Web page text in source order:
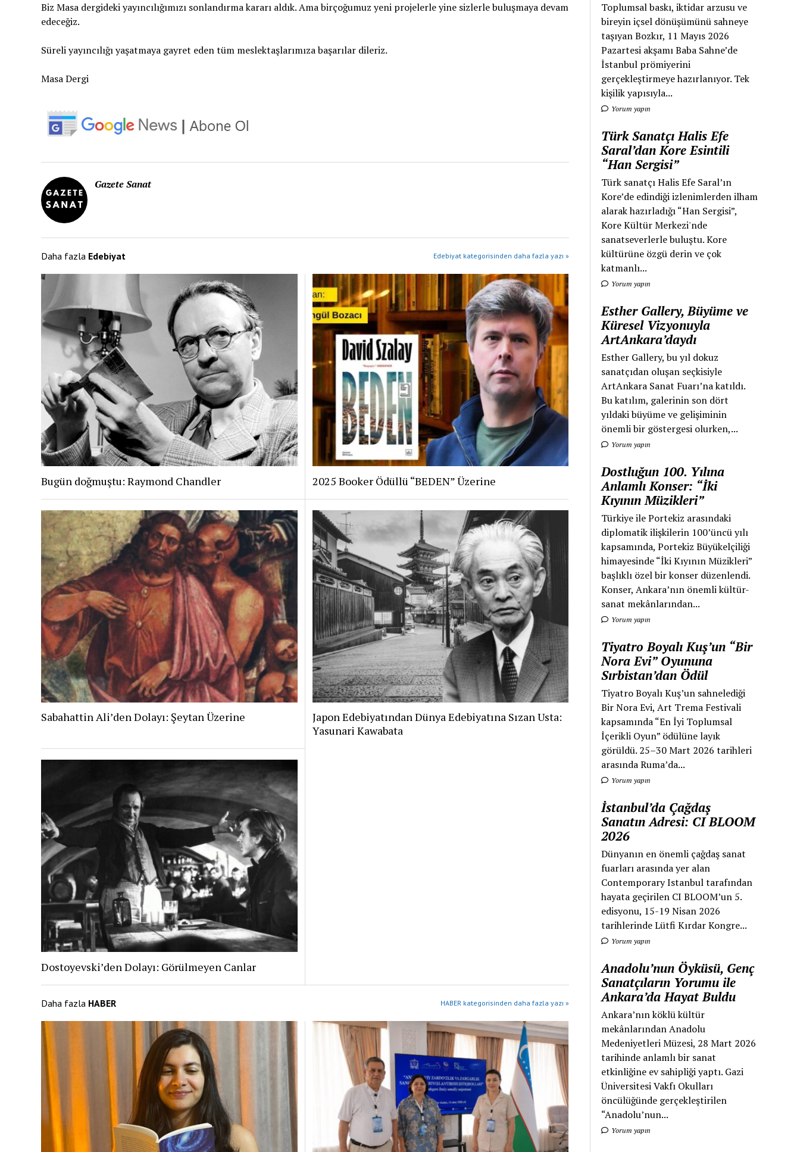
Biz Masa dergideki yayıncılığımızı sonlandırma kararı aldık. Ama birçoğumuz yeni projelerle yine sizlerle buluşmaya devam
edeceğiz.
Süreli yayıncılığı yaşatmaya gayret eden tüm meslektaşlarımıza başarılar dileriz.
Masa Dergi
Gazete Sanat
Daha fazla Edebiyat Edebiyat kategorisinden daha fazla yazı »
Bugün doğmuştu: Raymond Chandler 2025 Booker Ödüllü “BEDEN” Üzerine
Sabahattin Ali’den Dolayı: Şeytan Üzerine
Japon Edebiyatından Dünya Edebiyatına Sızan Usta:
Yasunari Kawabata
Dostoyevski’den Dolayı: Görülmeyen Canlar
Daha fazla HABER HABER kategorisinden daha fazla yazı »
Toplumsal baskı, iktidar arzusu ve
bireyin içsel dönüşümünü sahneye
taşıyan Bozkır, 11 Mayıs 2026
Pazartesi akşamı Baba Sahne’de
İstanbul prömiyerini
gerçekleştirmeye hazırlanıyor. Tek
kişilik yapısıyla...
Yorum yapın
Türk Sanatçı Halis Efe
Saral’dan Kore Esintili
“Han Sergisi”
Türk sanatçı Halis Efe Saral’ın
Kore’de edindiği izlenimlerden ilham
alarak hazırladığı “Han Sergisi”,
Kore Kültür Merkezi'nde
sanatseverlerle buluştu. Kore
kültürüne özgü derin ve çok
katmanlı...
Yorum yapın
Esther Gallery, Büyüme ve
Küresel Vizyonuyla
ArtAnkara’daydı
Esther Gallery, bu yıl dokuz
sanatçıdan oluşan seçkisiyle
ArtAnkara Sanat Fuarı’na katıldı.
Bu katılım, galerinin son dört
yıldaki büyüme ve gelişiminin
önemli bir göstergesi olurken,...
Yorum yapın
Dostluğun 100. Yılına
Anlamlı Konser: “İki
Kıyının Müzikleri”
Türkiye ile Portekiz arasındaki
diplomatik ilişkilerin 100’üncü yılı
kapsamında, Portekiz Büyükelçiliği
himayesinde “İki Kıyının Müzikleri”
başlıklı özel bir konser düzenlendi.
Konser, Ankara’nın önemli kültür-
sanat mekânlarından...
Yorum yapın
Tiyatro Boyalı Kuş’un “Bir
Nora Evi” Oyununa
Sırbistan’dan Ödül
Tiyatro Boyalı Kuş’un sahnelediği
Bir Nora Evi, Art Trema Festivali
kapsamında “En İyi Toplumsal
İçerikli Oyun” ödülüne layık
görüldü. 25–30 Mart 2026 tarihleri
arasında Ruma’da...
Yorum yapın
İstanbul’da Çağdaş
Sanatın Adresi: CI BLOOM
2026
Dünyanın en önemli çağdaş sanat
fuarları arasında yer alan
Contemporary Istanbul tarafından
hayata geçirilen CI BLOOM’un 5.
edisyonu, 15-19 Nisan 2026
tarihlerinde Lütfi Kırdar Kongre...
Yorum yapın
Anadolu’nun Öyküsü, Genç
Sanatçıların Yorumu ile
Ankara’da Hayat Buldu
Ankara’nın köklü kültür
mekânlarından Anadolu
Medeniyetleri Müzesi, 28 Mart 2026
tarihinde anlamlı bir sanat
etkinliğine ev sahipliği yaptı. Gazi
Üniversitesi Vakfı Okulları
öncülüğünde gerçekleştirilen
“Anadolu’nun...
Yorum yapın